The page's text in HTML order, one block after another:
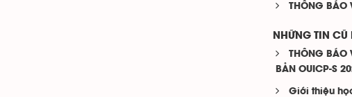
THÔNG BÁO
NHỮNG TIN CŨ
THÔNG BÁO
BẢN OUICP-S
Giới thiệu